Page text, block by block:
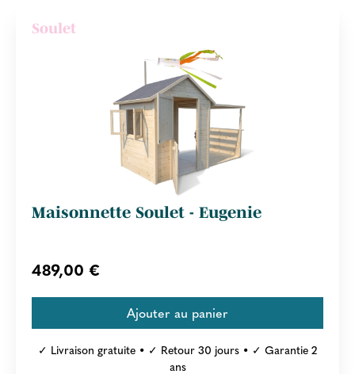
Soulet
Maisonnette Soulet - Eugenie
489,00 €
✓ Livraison gratuite • ✓ Retour 30 jours • ✓ Garantie 2
ans